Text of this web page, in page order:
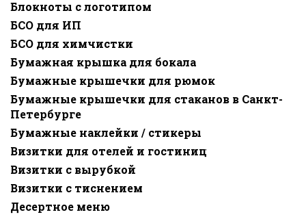
Блокноты с логотипом
БСО для ИП
БСО для химчистки
Бумажная крышка для бокала
Бумажные крышечки для рюмок
Бумажные крышечки для стаканов в Санкт-
Петербурге
Бумажные наклейки / стикеры
Визитки для отелей и гостиниц
Визитки с вырубкой
Визитки с тиснением
Десертное меню